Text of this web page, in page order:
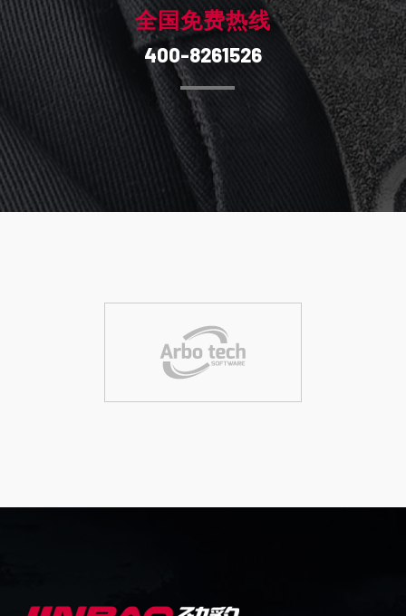
全国免费热线
400-8261526